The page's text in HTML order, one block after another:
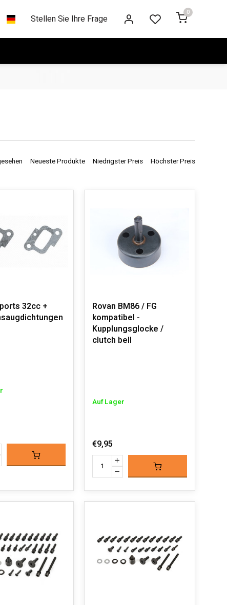
Stellen Sie Ihre Frage
0
Neueste Produkte Niedrigster Preis Höchster Preis
32cc +
Rovan BM86 / FG
kompatibel -
Kupplungsglocke /
clutch bell
Auf Lager
€9,95